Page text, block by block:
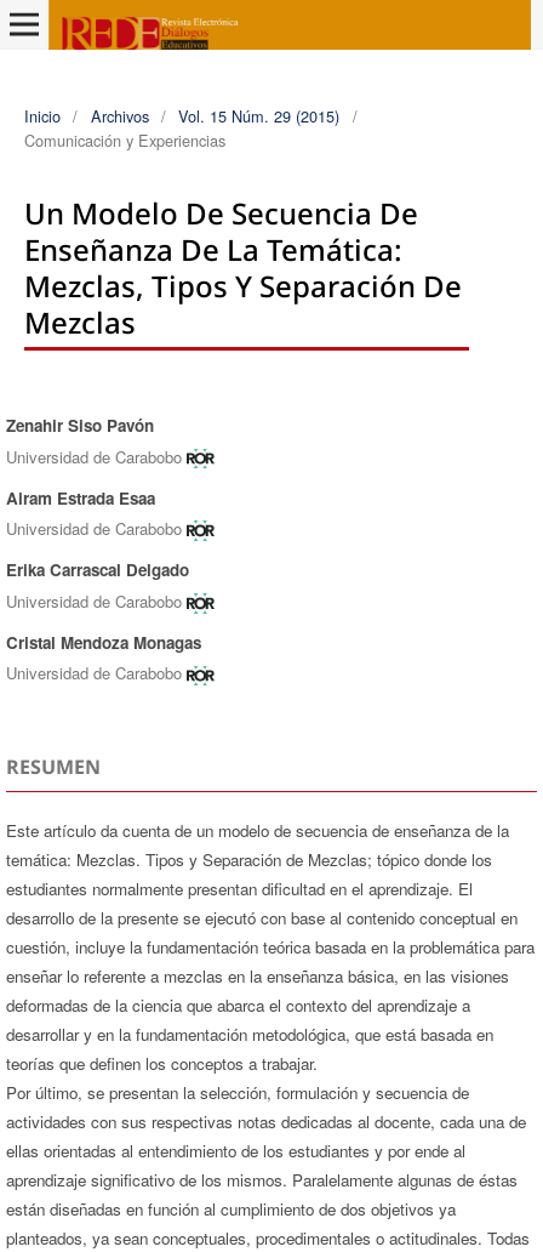
Inicio / Archivos / Vol. 15 Núm. 29 (2015) /
Comunicación y Experiencias
Un Modelo De Secuencia De
Enseñanza De La Temática:
Mezclas, Tipos Y Separación De
Mezclas
Autores/as
Zenahir Siso Pavón
Universidad de Carabobo
Airam Estrada Esaa
Universidad de Carabobo
Erika Carrascal Delgado
Universidad de Carabobo
Cristal Mendoza Monagas
Universidad de Carabobo
RESUMEN
Este artículo da cuenta de un modelo de secuencia de enseñanza de la
temática: Mezclas. Tipos y Separación de Mezclas; tópico donde los
estudiantes normalmente presentan dificultad en el aprendizaje. El
desarrollo de la presente se ejecutó con base al contenido conceptual en
cuestión, incluye la fundamentación teórica basada en la problemática para
enseñar lo referente a mezclas en la enseñanza básica, en las visiones
deformadas de la ciencia que abarca el contexto del aprendizaje a
desarrollar y en la fundamentación metodológica, que está basada en
teorías que definen los conceptos a trabajar.
Por último, se presentan la selección, formulación y secuencia de
actividades con sus respectivas notas dedicadas al docente, cada una de
ellas orientadas al entendimiento de los estudiantes y por ende al
aprendizaje significativo de los mismos. Paralelamente algunas de éstas
están diseñadas en función al cumplimiento de dos objetivos ya
planteados, ya sean conceptuales, procedimentales o actitudinales. Todas